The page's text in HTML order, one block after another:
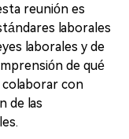
reunión es
laborales
laborales y de
de qué
colaborar con
de las